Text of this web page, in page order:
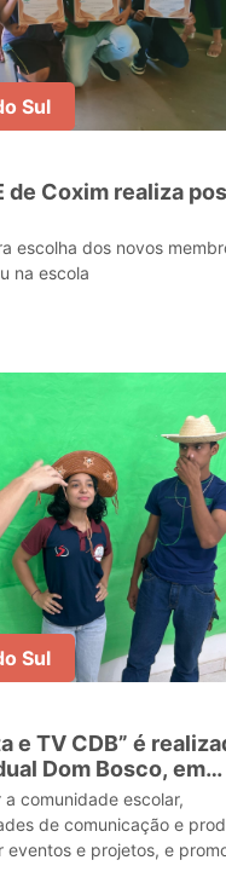
Sul
de Coxim realiza
escolha dos novos
na escola
Sul
e TV CDB” é
Dom Bosco, em
comunidade escolar,
de comunicação e
eventos e projetos, e